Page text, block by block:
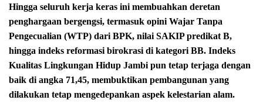
Hingga seluruh kerja keras ini membuahkan deretan
penghargaan bergengsi, termasuk opini Wajar Tanpa
Pengecualian (WTP) dari BPK, nilai SAKIP predikat B,
hingga indeks reformasi birokrasi di kategori BB. Indeks
Kualitas Lingkungan Hidup Jambi pun tetap terjaga dengan
baik di angka 71,45, membuktikan pembangunan yang
dilakukan tetap mengedepankan aspek kelestarian alam.